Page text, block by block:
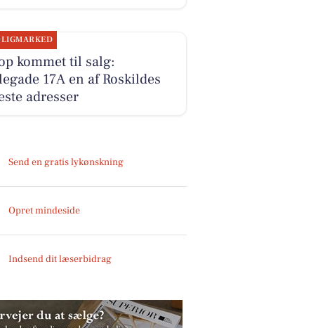
kommet til salg:
17A en af Roskildes
adresser
Send en gratis lykønskning
Opret mindeside
Indsend dit læserbidrag